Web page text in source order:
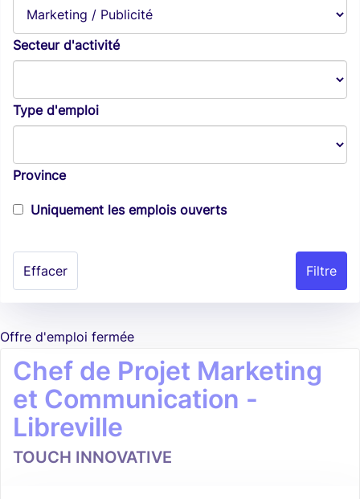
Secteur d'activité
Type d'emploi
Province
Uniquement les emplois ouverts
Effacer
Offre d'emploi fermée
Chef de Projet Marketing
et Communication -
Libreville
TOUCH INNOVATIVE